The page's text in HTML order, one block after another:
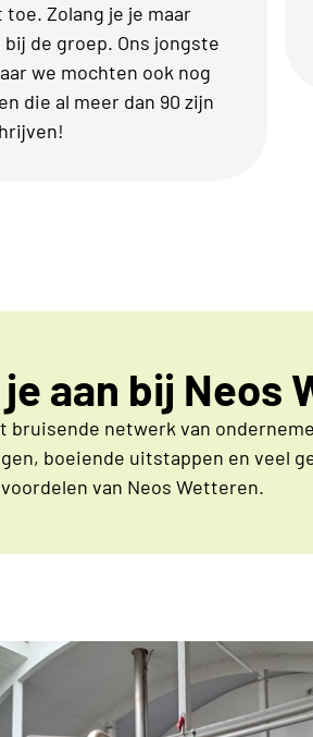
Zolang je je maar
de groep. Ons jongste
we mochten ook nog
die al meer dan 90 zijn
aan bij Neos
bruisende netwerk van
boeiende uitstappen en veel
van Neos Wetteren.